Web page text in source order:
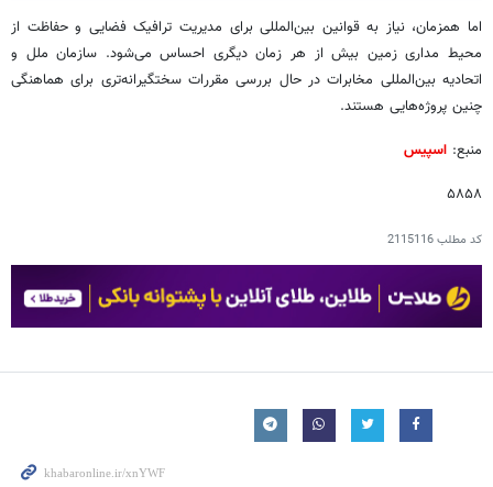
اما همزمان، نیاز به قوانین بین‌المللی برای مدیریت ترافیک فضایی و حفاظت از
محیط مداری زمین بیش از هر زمان دیگری احساس می‌شود. سازمان ملل و
اتحادیه بین‌المللی مخابرات در حال بررسی مقررات سختگیرانه‌تری برای هماهنگی
چنین پروژه‌هایی هستند.
منبع: اسپیس
۵۸۵۸
کد مطلب2115116